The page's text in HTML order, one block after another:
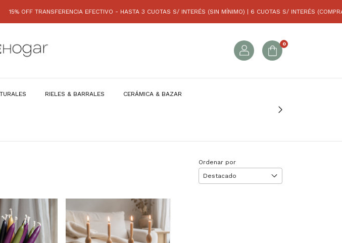
15% OFF TRANSFERENCIA EFECTIVO - HASTA 3 CUOTAS S/ INTERÉS (SIN MÍNIMO) | 6 CUOTAS S/ INTERÉS
0
RIELES & BARRALES CERÁMICA & BAZAR
Ordenar por